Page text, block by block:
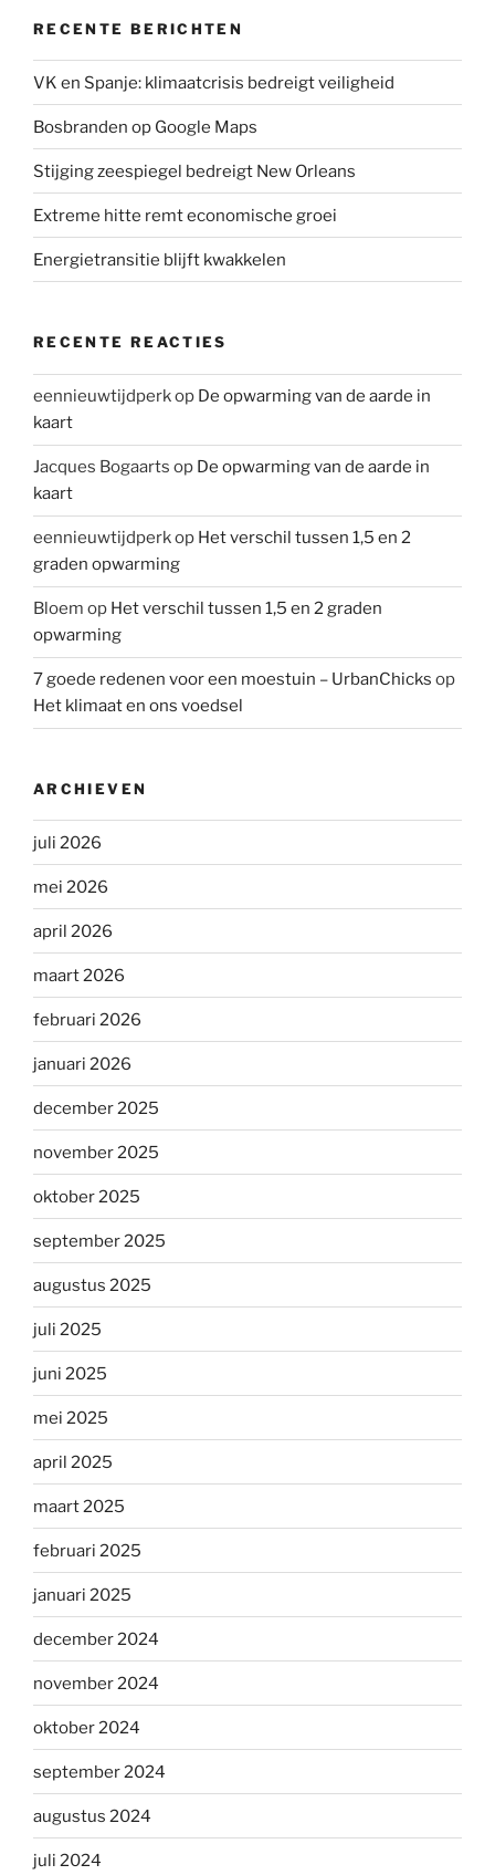
k
n
p
RECENTE BERICHTEN
VK en Spanje: klimaatcrisis bedreigt veiligheid
Bosbranden op Google Maps
Stijging zeespiegel bedreigt New Orleans
Extreme hitte remt economische groei
Energietransitie blijft kwakkelen
RECENTE REACTIES
eennieuwtijdperkop De opwarming van de aarde in
kaart
Jacques Bogaarts op De opwarming van de aarde in
kaart
eennieuwtijdperkop Het verschil tussen 1,5 en 2
graden opwarming
Bloem op Het verschil tussen 1,5 en 2 graden
opwarming
7 goede redenen voor een moestuin – UrbanChicks op
Het klimaat en ons voedsel
ARCHIEVEN
juli 2026
mei 2026
april 2026
maart 2026
februari 2026
januari 2026
december 2025
november 2025
oktober 2025
september 2025
augustus 2025
juli 2025
juni 2025
mei 2025
april 2025
maart 2025
februari 2025
januari 2025
december 2024
november 2024
oktober 2024
september 2024
augustus 2024
juli 2024